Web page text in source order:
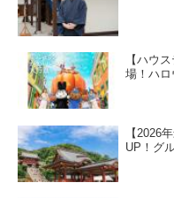
【ハウ
場！ハ
【2026
UP！グ